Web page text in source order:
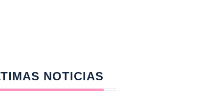
NOTICIAS